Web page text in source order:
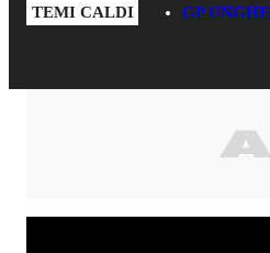
TEMI CALDI GP